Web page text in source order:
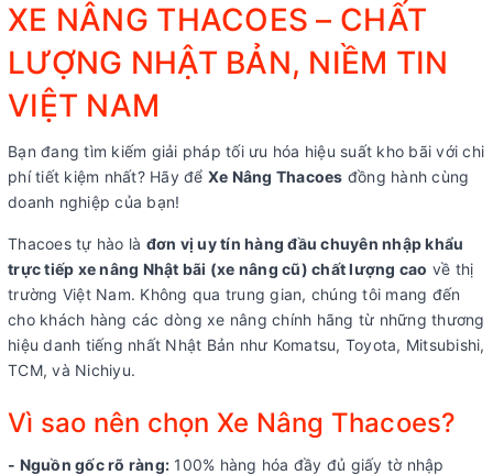
XE NÂNG THACOES – CHẤT
LƯỢNG NHẬT BẢN, NIỀM TIN
VIỆT NAM
Bạn đang tìm kiếm giải pháp tối ưu hóa hiệu suất kho bãi với chi
phí tiết kiệm nhất? Hãy để Xe Nâng Thacoes đồng hành cùng
doanh nghiệp của bạn!
Thacoes tự hào là đơn vị uy tín hàng đầu chuyên nhập khẩu
trực tiếp xe nâng Nhật bãi (xe nâng cũ) chất lượng cao về thị
trường Việt Nam. Không qua trung gian, chúng tôi mang đến
cho khách hàng các dòng xe nâng chính hãng từ những thương
hiệu danh tiếng nhất Nhật Bản như Komatsu, Toyota, Mitsubishi,
TCM, và Nichiyu.
Vì sao nên chọn Xe Nâng Thacoes?
- Nguồn gốc rõ ràng: 100% hàng hóa đầy đủ giấy tờ nhập